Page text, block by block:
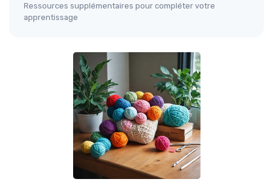
Ressources supplémentaires pour compléter votre
apprentissage